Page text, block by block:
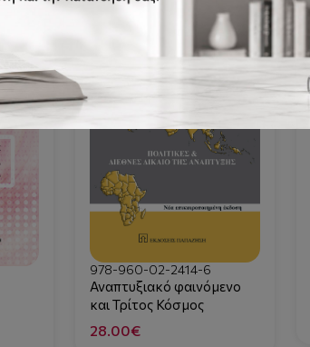
978-960-02-2414-6
Αναπτυξιακό φαινόμενο
και Τρίτος Κόσμος
28.00€